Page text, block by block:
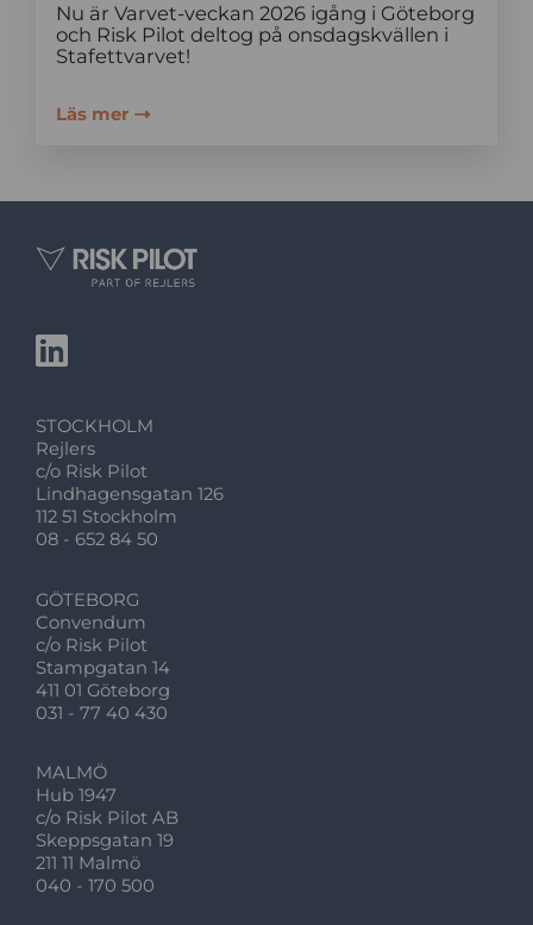
Nu är Varvet-veckan 2026 igång i Göteborg
och Risk Pilot deltog på onsdagskvällen i
Stafettvarvet!
Läs mer
STOCKHOLM
Rejlers
c/o Risk Pilot
Lindhagensgatan 126
112 51 Stockholm
08 - 652 84 50
GÖTEBORG
Convendum
c/o Risk Pilot
Stampgatan 14
411 01 Göteborg
031 - 77 40 430
MALMÖ
Hub 1947
c/o Risk Pilot AB
Skeppsgatan 19
211 11 Malmö
040 - 170 500